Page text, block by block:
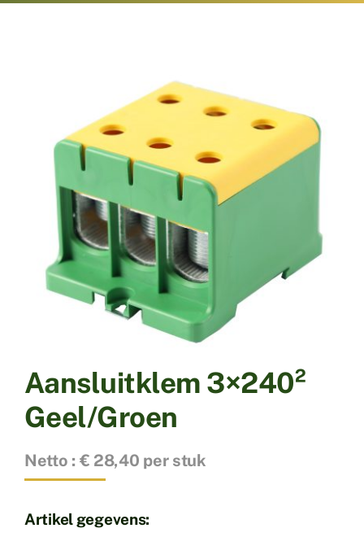
Aansluitklem 3×240²
Geel/Groen
Netto : € 28,40 per stuk
Artikel gegevens: